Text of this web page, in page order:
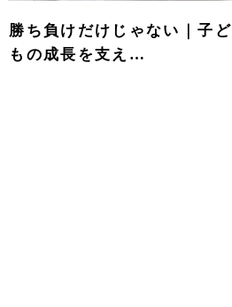
勝ち負けだけじゃない｜子ど
もの成長を支え…